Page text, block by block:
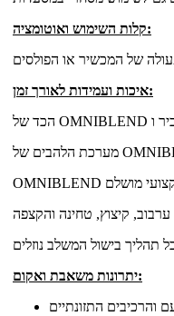
קלות השימוש ואוטומציה:
איכות ועמידות לאורך זמן:
יתרונות משאבת ואקום: